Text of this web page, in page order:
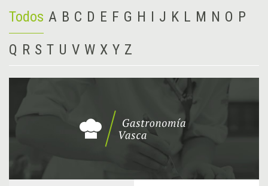
Todos A B C D E F G H I J K L M N O P
Q R S T U V W X Y Z